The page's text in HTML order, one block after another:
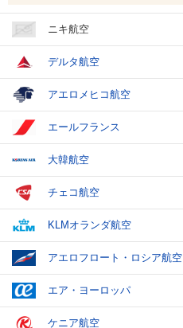
ニキ航空
デルタ航空
アエロメヒコ航空
エールフランス
大韓航空
チェコ航空
KLMオランダ航空
アエロフロート・ロシア航空
エア・ヨーロッパ
ケニア航空